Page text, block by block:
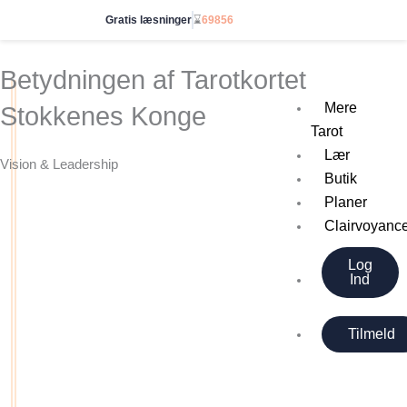
Gratis læsninger⌛69856
Mere
Tarot
Lær
Butik
Planer
Log
Ind
Tilmeld
Betydningen af Tarotkortet
Stokkenes Konge
Vision & Leadership